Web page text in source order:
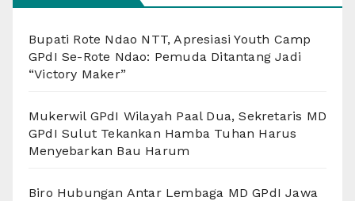
Bupati Rote Ndao NTT, Apresiasi Youth Camp
GPdI Se-Rote Ndao: Pemuda Ditantang Jadi
“Victory Maker”
Mukerwil GPdI Wilayah Paal Dua, Sekretaris MD
GPdI Sulut Tekankan Hamba Tuhan Harus
Menyebarkan Bau Harum
Biro Hubungan Antar Lembaga MD GPdI Jawa